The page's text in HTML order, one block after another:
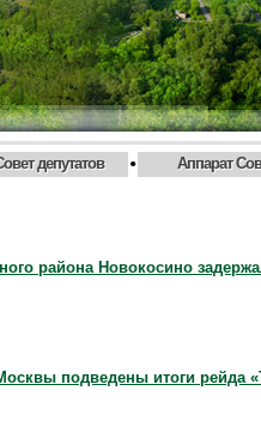
депутатов • Аппарат
района Новокосино
подведены итоги рейда